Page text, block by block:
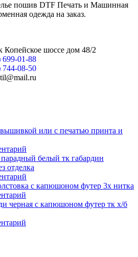
пошив DTF Печать и Машинная
одежда на заказ.
Копейское шоссе дом 48/2
699-01-88
744-08-50
или с печатью принта и
белый тк габардин
отделка
с капюшоном футер 3х нитка
черная с капюшоном футер тк х/б